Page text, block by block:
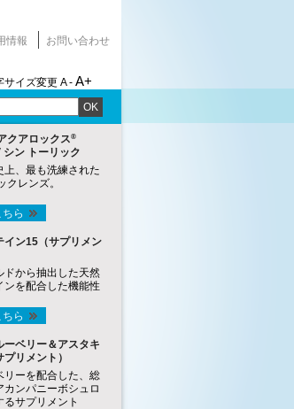
情報 お問い合わせ
サイズ変更 A - A+
OK
クアロックス®
シン トーリック
上、最も洗練された
クレンズ。
ら
イン15（サプリメン
ドから抽出した天然
ンを配合した機能性
ら
ーベリー＆アスタキ
リメント）
リーを配合した、総
カンパニーボシュロ
るサプリメント